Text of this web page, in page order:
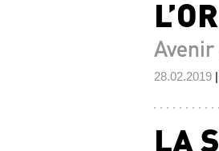
28.02.2019
LA